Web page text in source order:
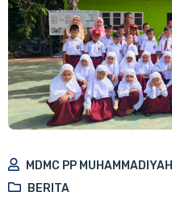
MDMC PP MUHAMMADIYAH
BERITA